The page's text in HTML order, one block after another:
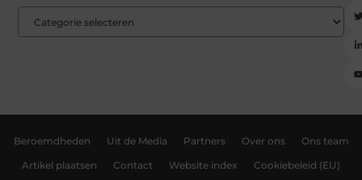
Beroemdheden Uit de Media Partners Over ons Ons team
Artikel plaatsen Contact Website index Cookiebeleid (EU)